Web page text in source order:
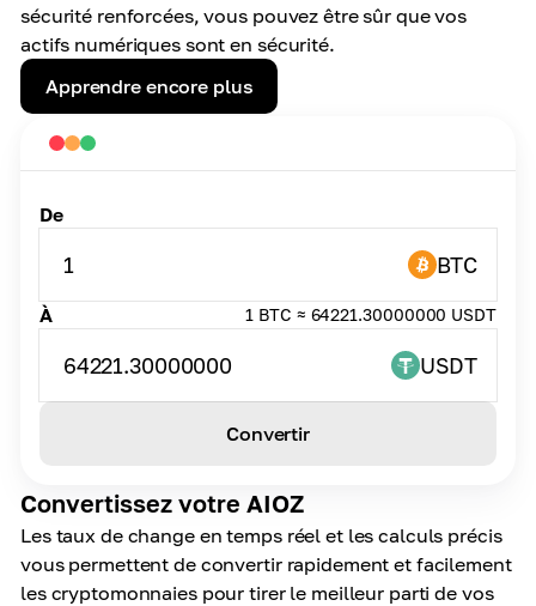
sécurité renforcées, vous pouvez être sûr que vos
actifs numériques sont en sécurité.
Apprendre encore plus
Convertissez votre AIOZ
Les taux de change en temps réel et les calculs précis
vous permettent de convertir rapidement et facilement
les cryptomonnaies pour tirer le meilleur parti de vos
De
1 BTC
À 1 BTC ≈ 64221.30000000 USDT
64221.30000000 USDT
Convertir